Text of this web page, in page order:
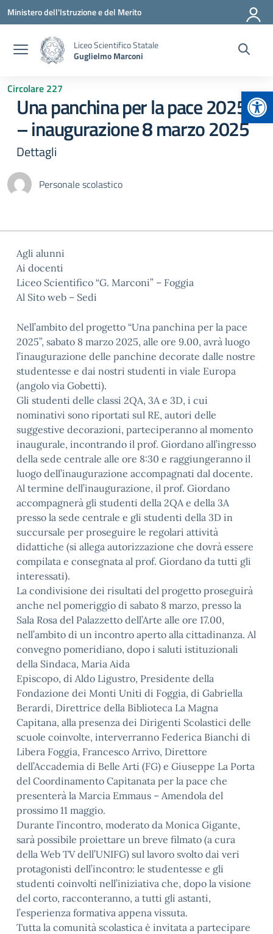
Vai ai contenuti
Vai al menu di navigazione
Vai al footer
Ministero dell'Istruzione e del Merito
Liceo Scientifico Statale
Guglielmo Marconi
Circolare 227
Una panchina per la pace 2025’
– inaugurazione 8 marzo 2025
Dettagli
Personale scolastico
Agli alunni
Ai docenti
Liceo Scientifico “G. Marconi” – Foggia
Al Sito web – Sedi
Nell’ambito del progetto “Una panchina per la pace
2025”, sabato 8 marzo 2025, alle ore 9.00, avrà luogo
l’inaugurazione delle panchine decorate dalle nostre
studentesse e dai nostri studenti in viale Europa
(angolo via Gobetti).
Gli studenti delle classi 2QA, 3A e 3D, i cui
nominativi sono riportati sul RE, autori delle
suggestive decorazioni, parteciperanno al momento
inaugurale, incontrando il prof. Giordano all’ingresso
della sede centrale alle ore 8:30 e raggiungeranno il
luogo dell’inaugurazione accompagnati dal docente.
Al termine dell’inaugurazione, il prof. Giordano
accompagnerà gli studenti della 2QA e della 3A
presso la sede centrale e gli studenti della 3D in
succursale per proseguire le regolari attività
didattiche (si allega autorizzazione che dovrà essere
compilata e consegnata al prof. Giordano da tutti gli
interessati).
La condivisione dei risultati del progetto proseguirà
anche nel pomeriggio di sabato 8 marzo, presso la
Sala Rosa del Palazzetto dell’Arte alle ore 17.00,
nell’ambito di un incontro aperto alla cittadinanza. Al
convegno pomeridiano, dopo i saluti istituzionali
della Sindaca, Maria Aida
Episcopo, di Aldo Ligustro, Presidente della
Fondazione dei Monti Uniti di Foggia, di Gabriella
Berardi, Direttrice della Biblioteca La Magna
Capitana, alla presenza dei Dirigenti Scolastici delle
scuole coinvolte, interverranno Federica Bianchi di
Libera Foggia, Francesco Arrivo, Direttore
dell’Accademia di Belle Arti (FG) e Giuseppe La Porta
del Coordinamento Capitanata per la pace che
presenterà la Marcia Emmaus – Amendola del
prossimo 11 maggio.
Durante l’incontro, moderato da Monica Gigante,
sarà possibile proiettare un breve filmato (a cura
della Web TV dell’UNIFG) sul lavoro svolto dai veri
protagonisti dell’incontro: le studentesse e gli
studenti coinvolti nell’iniziativa che, dopo la visione
del corto, racconteranno, a tutti gli astanti,
l’esperienza formativa appena vissuta.
Tutta la comunità scolastica è invitata a partecipare